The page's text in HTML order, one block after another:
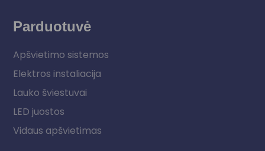
Parduotuvė
Apšvietimo sistemos
Elektros instaliacija
Lauko šviestuvai
LED juostos
Vidaus apšvietimas